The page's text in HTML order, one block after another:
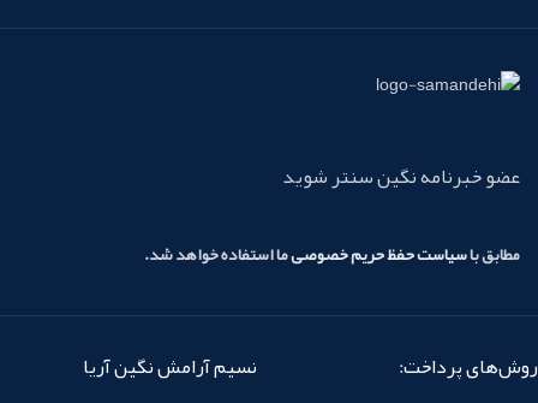
عضو خبرنامه نگین سنتر شوید
مطابق باسیاست حفظ حریم خصوصیما استفاده خواهد شد.
روش‌های پرداخت:
نسیم آرامش نگین آریا